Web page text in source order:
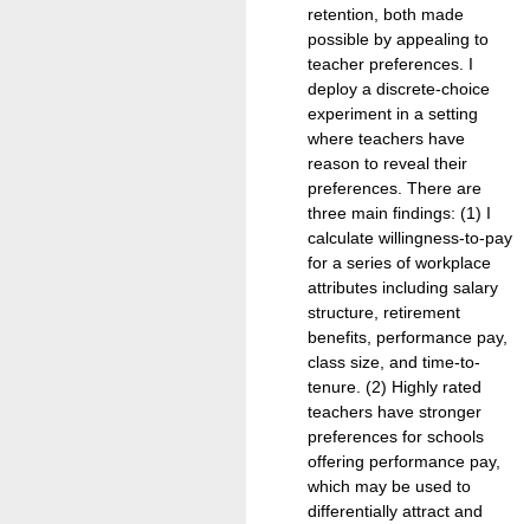
retention, both made
possible by appealing to
teacher preferences. I
deploy a discrete-choice
experiment in a setting
where teachers have
reason to reveal their
preferences. There are
three main findings: (1) I
calculate willingness-to-pay
for a series of workplace
attributes including salary
structure, retirement
benefits, performance pay,
class size, and time-to-
tenure. (2) Highly rated
teachers have stronger
preferences for schools
offering performance pay,
which may be used to
differentially attract and